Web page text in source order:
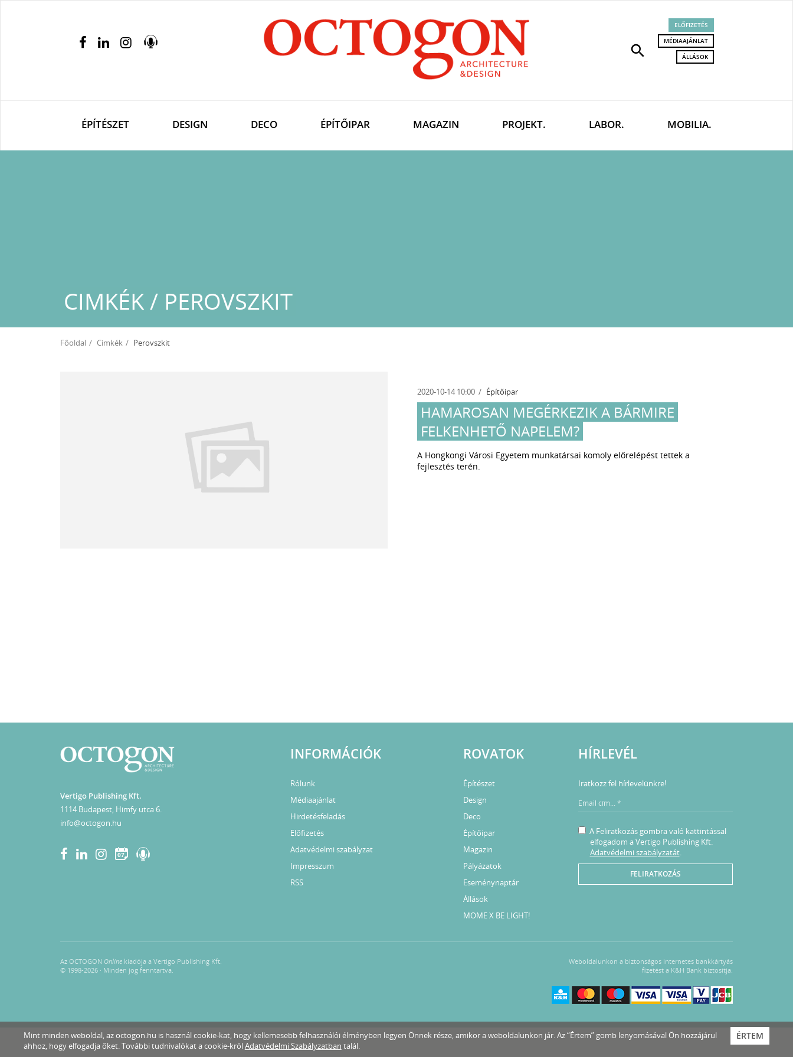
search
ELŐFIZETÉS
MÉDIAAJÁNLAT
ÁLLÁSOK
ÉPÍTÉSZET DESIGN DECO ÉPÍTŐIPAR MAGAZIN PROJEKT. LABOR. MOBILIA.
CIMKÉK / PEROVSZKIT
Főoldal Cimkék Perovszkit
2020-10-14 10:00 Építőipar
HAMAROSAN MEGÉRKEZIK A BÁRMIRE
FELKENHETŐ NAPELEM?
A Hongkongi Városi Egyetem munkatársai komoly előrelépést tettek a
fejlesztés terén.
Vertigo Publishing Kft.
1114 Budapest, Himfy utca 6.
info@octogon.hu
07
INFORMÁCIÓK
Rólunk
Médiaajánlat
Hirdetésfeladás
Előfizetés
Adatvédelmi szabályzat
Impresszum
RSS
ROVATOK
Építészet
Design
Deco
Építőipar
Magazin
Pályázatok
Eseménynaptár
Állások
MOME X BE LIGHT!
HÍRLEVÉL
Iratkozz fel hírlevelünkre!
A Feliratkozás gombra való kattintással
elfogadom a Vertigo Publishing Kft.
Adatvédelmi szabályzatát.
FELIRATKOZÁS
Az OCTOGON Online kiadója a Vertigo Publishing Kft.
© 1998-2026 · Minden jog fenntartva.
Weboldalunkon a biztonságos internetes bankkártyás
fizetést a K&H Bank biztosítja.
ÉRTEM
Mint minden weboldal, az octogon.hu is használ cookie-kat, hogy kellemesebb felhasználói élményben legyen Önnek része, amikor a weboldalunkon jár. Az “Értem” gomb lenyomásával Ön hozzájárul
ahhoz, hogy elfogadja őket. További tudnivalókat a cookie-królAdatvédelmi Szabályzatban talál.